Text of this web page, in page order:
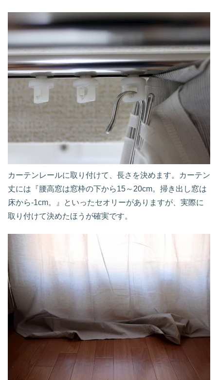
カーテンレールに取り付けて、長さを決めます。カーテン
丈には『腰高窓は窓枠の下から15～20cm。掃き出し窓は
床から-1cm。』といったセオリーがありますが、実際に
取り付けて決めたほうが確実です。